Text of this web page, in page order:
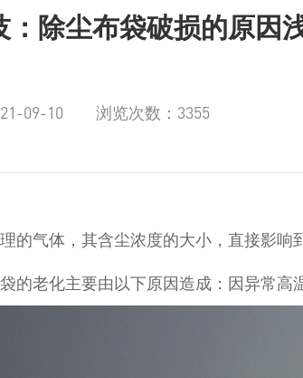
：除尘布袋破损的原因
09-10 浏览次数：3355
的气体，其含尘浓度的大小，直接影
的老化主要由以下原因造成：因异常高